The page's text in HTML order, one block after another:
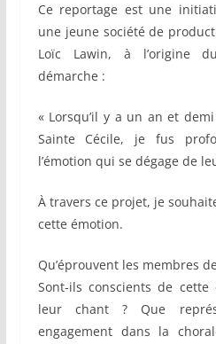
Ce reportage est une
une jeune société de
Loïc Lawin, à l’origine
démarche :
« Lorsqu’il y a un an et
Sainte Cécile, je fus
l’émotion qui se dégage de
À travers ce projet, je
cette émotion.
Qu’éprouvent les membres
Sont-ils conscients de
leur chant ? Que
engagement dans la